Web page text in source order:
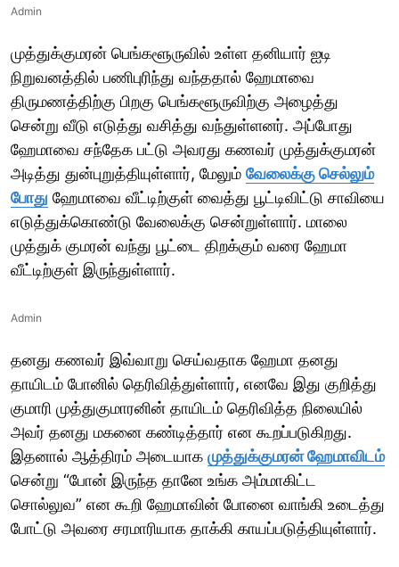
Admin
முத்துக்குமரன் பெங்களூருவில் உள்ள தனியார் ஐடி
நிறுவனத்தில் பணிபுரிந்து வந்ததால் ஹேமாவை
திருமணத்திற்கு பிறகு பெங்களூருவிற்கு அழைத்து
சென்று வீடு எடுத்து வசித்து வந்துள்ளனர். அப்போது
ஹேமாவை சந்தேக பட்டு அவரது கணவர் முத்துக்குமரன்
அடித்து துன்புறுத்தியுள்ளார், மேலும் வேலைக்கு செல்லும்
போது ஹேமாவை வீட்டிற்குள் வைத்து பூட்டிவிட்டு சாவியை
எடுத்துக்கொண்டு வேலைக்கு சென்றுள்ளார். மாலை
முத்துக் குமரன் வந்து பூட்டை திறக்கும் வரை ஹேமா
வீட்டிற்குள் இருந்துள்ளார்.
Admin
தனது கணவர் இவ்வாறு செய்வதாக ஹேமா தனது
தாயிடம் போனில் தெரிவித்துள்ளார், எனவே இது குறித்து
குமாரி முத்துகுமாரனின் தாயிடம் தெரிவித்த நிலையில்
அவர் தனது மகனை கண்டித்தார் என கூறப்படுகிறது.
இதனால் ஆத்திரம் அடையாக முத்துக்குமரன் ஹேமாவிடம்
சென்று “போன் இருந்த தானே உங்க அம்மாகிட்ட
சொல்லுவ” என கூறி ஹேமாவின் போனை வாங்கி உடைத்து
போட்டு அவரை சரமாரியாக தாக்கி காயப்படுத்தியுள்ளார்.